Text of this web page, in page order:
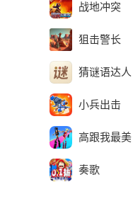
战地冲突
狙击警长
猜谜语达人
小兵出击
高跟我最美
奏歌